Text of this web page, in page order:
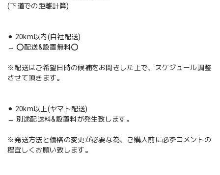
(下道での距離計算)
⚫︎ 20km以内(自社配送)
→ ⭕️配送&設置無料⭕️
※配送はご希望日時の候補をお聞きした上で、スケジュール調整
させて頂きます。
⚫︎ 20km以上(ヤマト配送)
→ 別途配送料&設置料が発生致します。
※発送方法と価格の変更が必要な為、ご購入前に必ずコメントの
程宜しくお願い致します。